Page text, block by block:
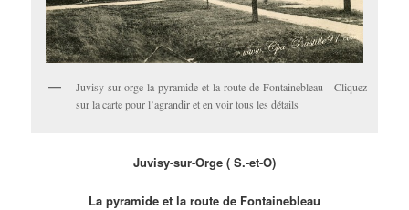
Juvisy-sur-orge-la-pyramide-et-la-route-de-Fontainebleau – Cliquez
sur la carte pour l’agrandir et en voir tous les détails
Juvisy-sur-Orge ( S.-et-O)
La pyramide et la route de Fontainebleau